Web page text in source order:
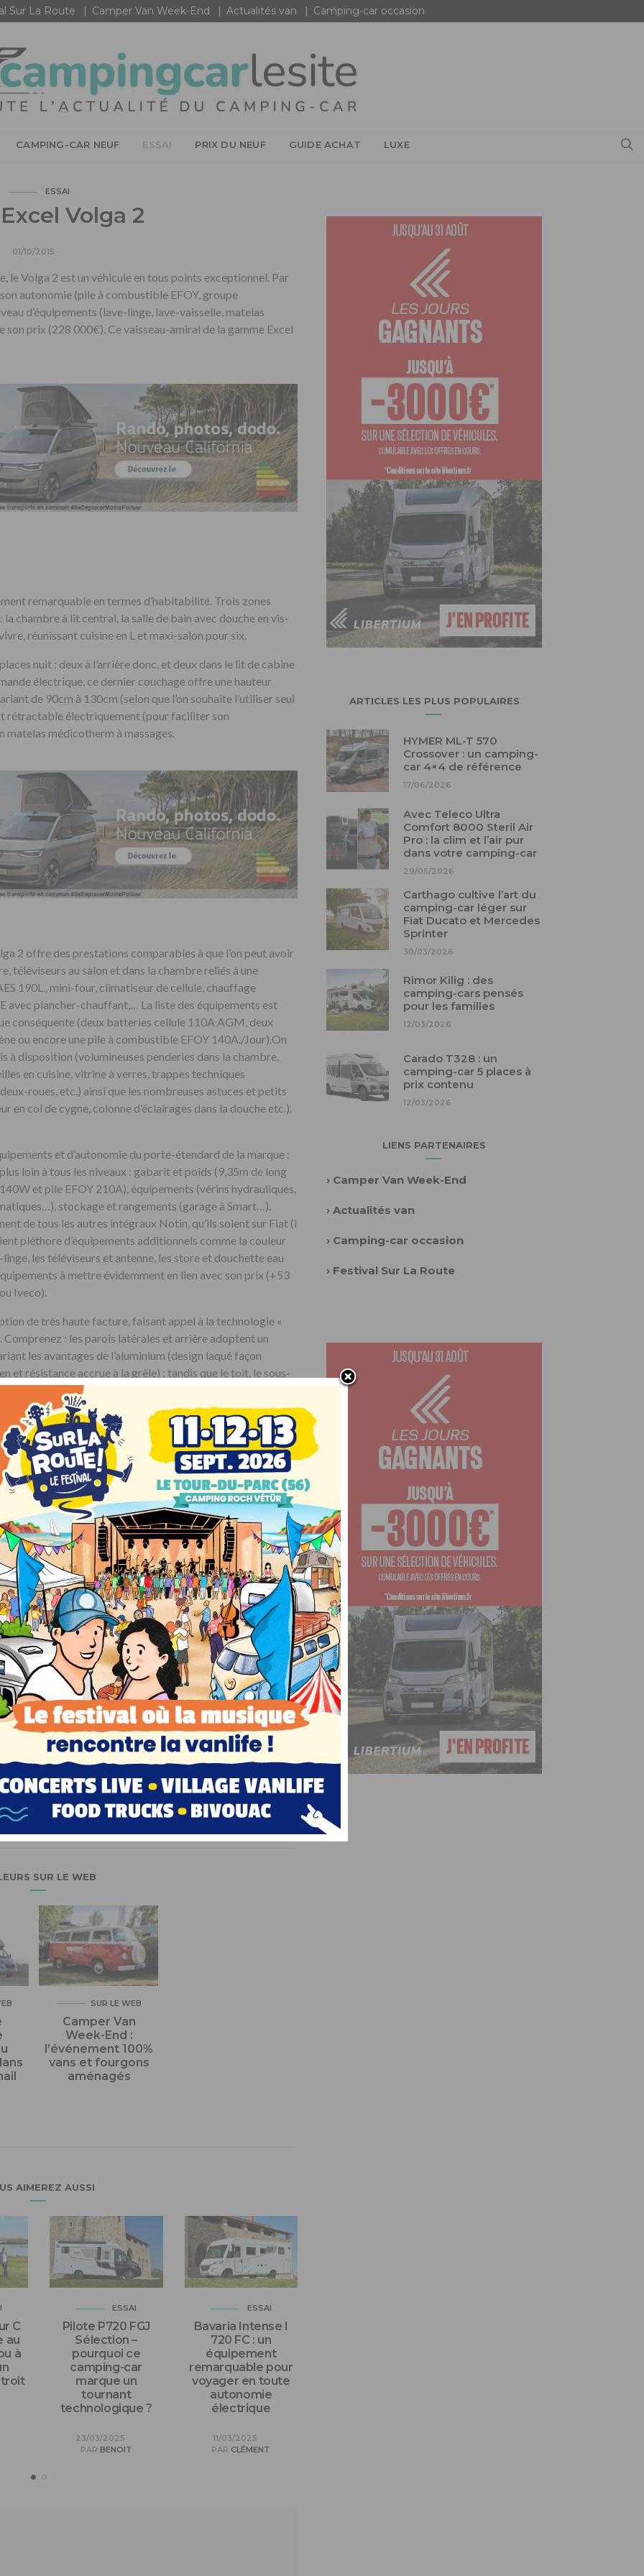
Sur La Route Camper Van Week-End Actualités van Camping-car occasion
CAMPING-CAR NEUF ESSAI PRIX DU NEUF GUIDE ACHAT LUXE
ESSAI
Volga 2
01/10/2015
le Volga 2 est un véhicule en tous points exceptionnel. Par
autonomie (pile à combustible EFOY, groupe
d’équipements (lave-linge, lave-vaisselle, matelas
prix (228 000€). Ce vaisseau-amiral de la gamme Excel
remarquable en termes d’habitabilité. Trois zones
chambre à lit central, la salle de bain avec douche en vis-
réunissant cuisine en L et maxi-salon pour six.
nuit : deux à l’arrière donc, et deux dans le lit de cabine
électrique, ce dernier couchage offre une hauteur
de 90cm à 130cm (selon que l’on souhaite l’utiliser seul
rétractable électriquement (pour faciliter son
matelas médicotherm à massages.
2 offre des prestations comparables à que l’on peut avoir
téléviseurs au salon et dans la chambre reliés à une
190L., mini-four, climatiseur de cellule, chauffage
avec plancher-chauffant,… La liste des équipements est
conséquente (deux batteries cellule 110A AGM, deux
ou encore une pile à combustible EFOY 140A./Jour).On
à disposition (volumineuses penderies dans la chambre,
en cuisine, vitrine à verres, trappes techniques
roues, etc.) ainsi que les nombreuses astuces et petits
col de cygne, colonne d’éclairages dans la douche etc.).
et d’autonomie du porte-étendard de la marque :
loin à tous les niveaux : gabarit et poids (9,35m de long
et pile EFOY 210A), équipements (vérins hydrauliques,
stockage et rangements (garage à Smart…).
de tous les autres intégraux Notin, qu’ils soient sur Fiat (i
pléthore d’équipements additionnels comme la couleur
les téléviseurs et antenne, les store et douchette eau
à mettre évidemment en lien avec son prix (+53
Iveco).
de très haute facture, faisant appel à la technologie «
: les parois latérales et arrière adoptent un
les avantages de l’aluminium (design laqué façon
et résistance accrue à la grêle) ; tandis que le toit, le sous-
à 100% de polyester. Aussi, l’ensemble de la cellule est
une mousse de polystyrène extrudé styrofoam.
PARTAGER ENVOYER
Clément
SUR LE WEB
SUR LE WEB
Camper Van
Week-End :
l’événement 100%
vans et fourgons
aménagés
AIMEREZ AUSSI
C
au
à
ESSAI
Pilote P720 FGJ
Sélection –
pourquoi ce
camping-car
marque un
tournant
technologique ?
23/03/2025
PAR BENOIT
ESSAI
Bavaria Intense I
720 FC : un
équipement
remarquable pour
voyager en toute
autonomie
électrique
11/03/2025
PAR CLÉMENT
ARTICLES LES PLUS POPULAIRES
HYMER ML-T 570
Crossover : un camping-
car 4×4 de référence
17/06/2026
Avec Teleco Ultra
Comfort 8000 Steril Air
Pro : la clim et l’air pur
dans votre camping-car
29/05/2026
Carthago cultive l’art du
camping-car léger sur
Fiat Ducato et Mercedes
Sprinter
30/03/2026
Rimor Kilig : des
camping-cars pensés
pour les familles
12/03/2026
Carado T328 : un
camping-car 5 places à
prix contenu
12/03/2026
LIENS PARTENAIRES
› Camper Van Week-End
› Actualités van
› Camping-car occasion
› Festival Sur La Route